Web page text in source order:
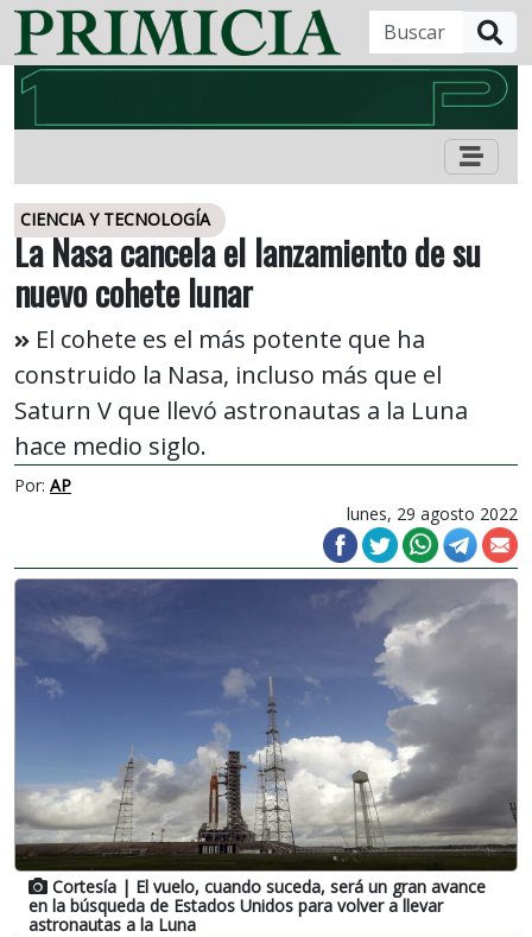
CIENCIA Y TECNOLOGÍA
La Nasa cancela el lanzamiento de su
nuevo cohete lunar
El cohete es el más potente que ha
construido la Nasa, incluso más que el
Saturn V que llevó astronautas a la Luna
hace medio siglo.
Por: AP
lunes, 29 agosto 2022
Cortesía | El vuelo, cuando suceda, será un gran avance
en la búsqueda de Estados Unidos para volver a llevar
astronautas a la Luna